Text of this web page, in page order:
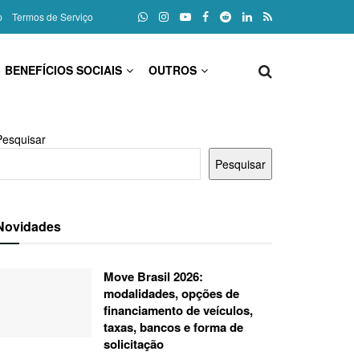
Termos de Serviço
BENEFÍCIOS SOCIAIS OUTROS
Pesquisar
Move Brasil 2026:
modalidades, opções de
financiamento de veículos,
taxas, bancos e forma de
solicitação